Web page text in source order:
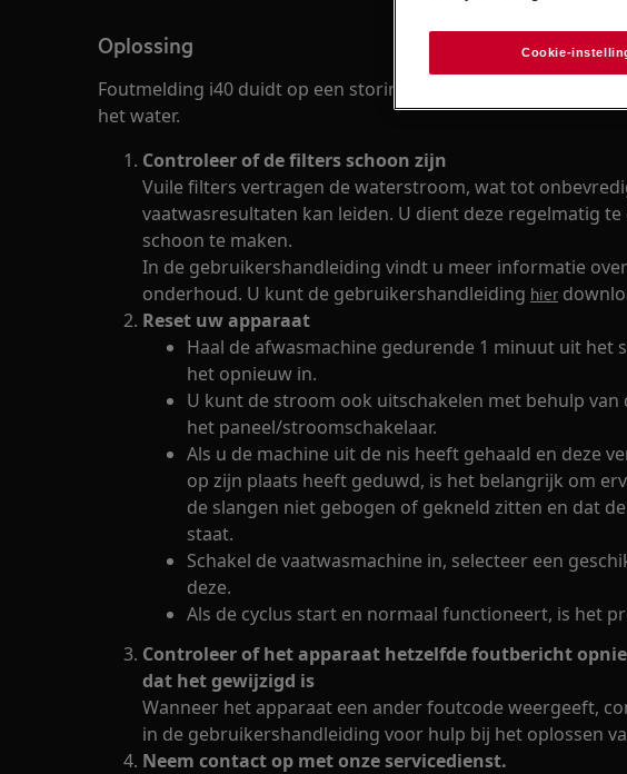
Oplossing
Foutmelding i40 duidt op een storing met de druksensor en de
het water.
Controleer of de filters schoon zijn
Vuile filters vertragen de waterstroom, wat tot
vaatwasresultaten kan leiden. U dient deze regelmatig
schoon te maken.
In de gebruikershandleiding vindt u meer informatie
onderhoud. U kunt de gebruikershandleiding hier
Reset uw apparaat
Haal de afwasmachine gedurende 1 minuut uit het
het opnieuw in.
U kunt de stroom ook uitschakelen met behulp van
het paneel/stroomschakelaar.
Als u de machine uit de nis heeft gehaald en deze
op zijn plaats heeft geduwd, is het belangrijk om
de slangen niet gebogen of gekneld zitten en dat
staat.
Schakel de vaatwasmachine in, selecteer een
deze.
Als de cyclus start en normaal functioneert, is het
Controleer of het apparaat hetzelfde foutbericht
dat het gewijzigd is
Wanneer het apparaat een ander foutcode weergeeft,
in de gebruikershandleiding voor hulp bij het oplossen
Neem contact op met onze servicedienst.
Cookie-